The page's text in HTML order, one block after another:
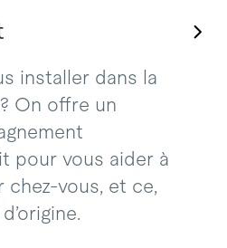
installer dans la
On offre un
pour vous aider à
vous, et ce,